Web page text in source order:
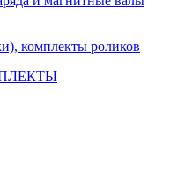
комплекты роликов